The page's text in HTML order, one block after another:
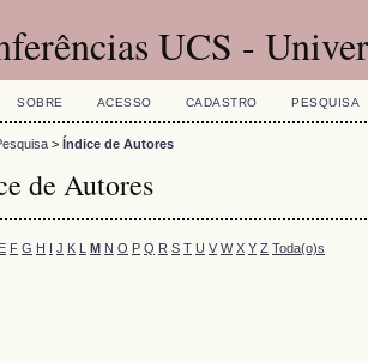
UCS -
SOBRE ACESSO CADASTRO PESQUISA
> Índice de Autores
de Autores
E F G H I J K L M N O P Q R S T U V W X Y Z Toda(o)s